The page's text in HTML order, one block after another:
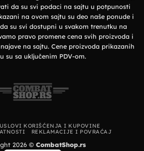
da su svi podaci na sajtu u potpunosti
na ovom sajtu su deo naše ponude i
su svi dostupni u svakom trenutku na
pravo promene cena svih proizvoda i
na sajtu. Cene proizvoda prikazanih
su sa uključenim PDV-om.
USLOVI KORIŠĆENJA I KUPOVINE
REKLAMACIJE I POVRAĆAJ
2026 © CombatShop.rs